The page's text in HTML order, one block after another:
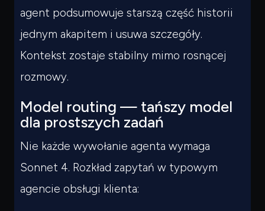
agent podsumowuje starszą część historii
jednym akapitem i usuwa szczegóły.
Kontekst zostaje stabilny mimo rosnącej
rozmowy.
Model routing — tańszy model
dla prostszych zadań
Nie każde wywołanie agenta wymaga
Sonnet 4. Rozkład zapytań w typowym
agencie obsługi klienta: